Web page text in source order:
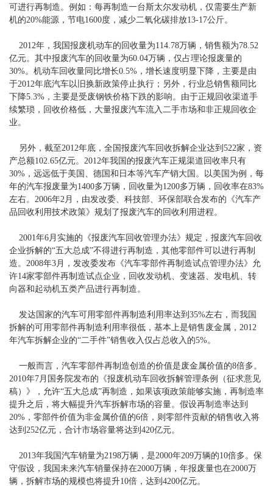
可进行再制造。例如：每再制造一台斯太尔发动机，仅需要生产新
机的20%能源，节电1600度，减少二氧化碳排放13-17公斤。
2012年，我国报废机动车的回收量为114.78万辆，销售额为78.52
亿元。其中报废汽车的回收量为60.04万辆，仅占理论报废量的
30%。机动车回收量同比增长0.5%，增长速度明显下降，主要是由
于2012年底汽车以旧换新政策停止执行；另外，行业总销售额同比
下降5.3%，主要是受废钢铁价格下跌的影响。由于正规回收渠道手
续繁琐，回收价格低，大量报废汽车流入二手市场和非正规回收企
业。
另外，截至2012年底，全国报废汽车回收拆解企业达到522家，资
产总额102.65亿元。2012年我国的报废汽车正规渠道回收率只有
30%，远远低于美国、德国和日本等汽车产销大国。以美国为例，每
年的汽车报废量为1400多万辆，回收量为1200多万辆，回收率在83%
左右。2006年2月，由发改委、科技部、环保部联合发布的《汽车产
品回收利用技术政策》规划了报废汽车的回收利用进程。
2001年6月实施的《报废汽车回收管理办法》规定，报废汽车回收
企业拆解的“五大总成”不得进行再制造，其他零部件可以进行再制
造。2008年3月，发改委发布《汽车零部件再制造试点管理办法》允
许14家零部件再制造试点企业，回收发动机、变速器、发电机、转
向器和起动机五类产品进行再制造。
发达国家的汽车可用零部件再制造利用率达到35%左右，而我国
拆解的可用零部件再制造利用率很低，基本上是销售废金属，2012
年汽车拆解企业的“二手件”销售收入仅占总收入的5%。
一般而言，汽车零部件再制造创造的价值是废金属价值的8倍多。
2010年7月国务院发布的《报废机动车回收拆解管理条例（征求意见
稿）》，允许“五大总成”再制造，如果该项政策能够实施，再制造率
提升之后，将大幅提升汽车拆解市场的容量。假设再制造率达到
20%，零部件价值为非金属价值的6倍，则零部件贡献的销售收入将
达到252亿元，合计市场容量将达到420亿元。
2013年我国汽车销量为2198万辆，是2000年209万辆的10倍多。保
守假设，我国未来汽车销量保持在2000万辆，年报废量也在2000万
辆，拆解市场的规模也将提升10倍，达到4200亿元。